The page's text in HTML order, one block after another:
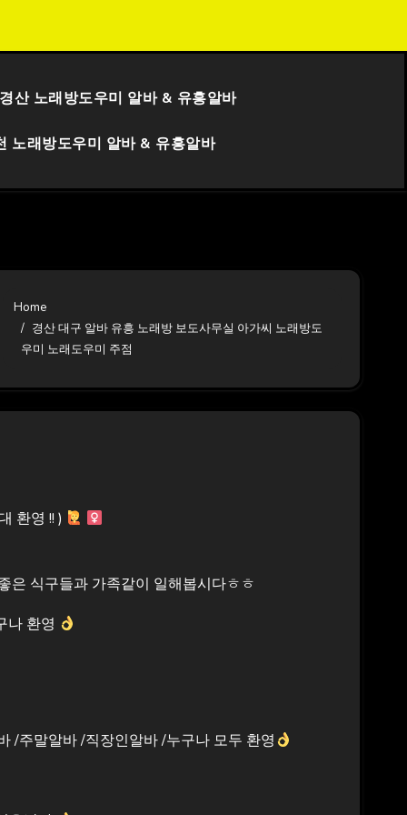
경산 노래방도우미 알바 & 유흥알바
노래방도우미 알바 & 유흥알바
Home
경산 대구 알바 유흥 노래방 보도사무실 아가씨 노래방도
우미 노래도우미 주점
환영 !! )
은 식구들과 가족같이 일해봅시다ㅎㅎ
나 환영
/주말알바 /직장인알바 /누구나 모두 환영